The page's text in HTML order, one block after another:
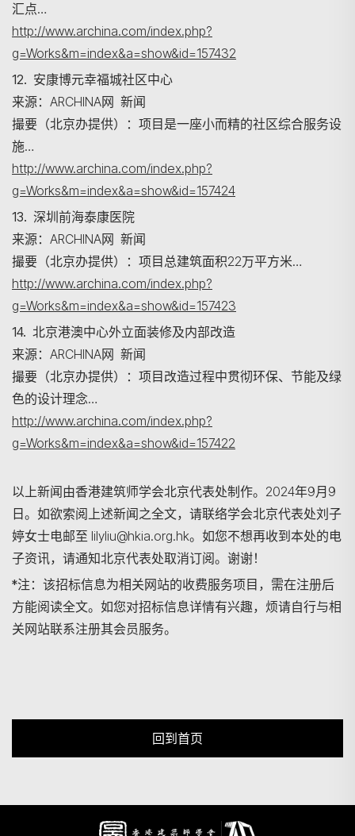
汇点…
http://www.archina.com/index.php?
g=Works&m=index&a=show&id=157432
12. 安康博元幸福城社区中心
来源：ARCHINA网 新闻
撮要（北京办提供）：项目是一座小而精的社区综合服务设
施…
http://www.archina.com/index.php?
g=Works&m=index&a=show&id=157424
13. 深圳前海泰康医院
来源：ARCHINA网 新闻
撮要（北京办提供）：项目总建筑面积22万平方米…
http://www.archina.com/index.php?
g=Works&m=index&a=show&id=157423
14. 北京港澳中心外立面装修及内部改造
来源：ARCHINA网 新闻
撮要（北京办提供）：项目改造过程中贯彻环保、节能及绿
色的设计理念…
http://www.archina.com/index.php?
g=Works&m=index&a=show&id=157422
以上新闻由香港建筑师学会北京代表处制作。2024年9月9
日。如欲索阅上述新闻之全文，请联络学会北京代表处刘子
婷女士电邮至 lilyliu@hkia.org.hk。如您不想再收到本处的电
子资讯，请通知北京代表处取消订阅。谢谢！
*注：该招标信息为相关网站的收费服务项目，需在注册后
方能阅读全文。如您对招标信息详情有兴趣，烦请自行与相
关网站联系注册其会员服务。
回到首页